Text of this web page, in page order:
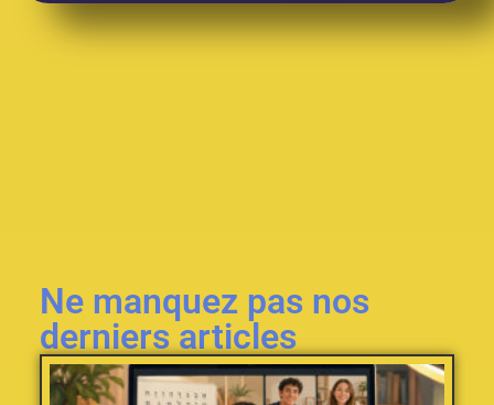
Ne manquez pas nos
derniers articles